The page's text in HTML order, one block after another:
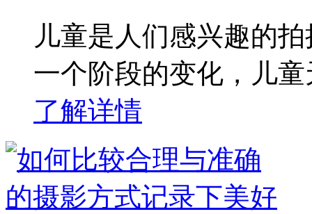
儿童是人们感兴趣的
一个阶段的变化，儿
了解详情